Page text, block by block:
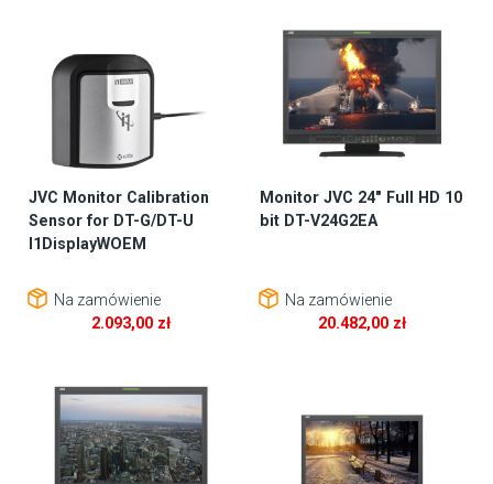
JVC Monitor Calibration
Sensor for DT-G/DT-U
I1DisplayWOEM
Na zamówienie
2.093,00 zł
Monitor JVC 24″ Full HD 10
bit DT-V24G2EA
Na zamówienie
20.482,00 zł